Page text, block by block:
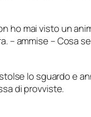
ho mai visto un
–ammise – Cosa
lo sguardo e
di provviste.